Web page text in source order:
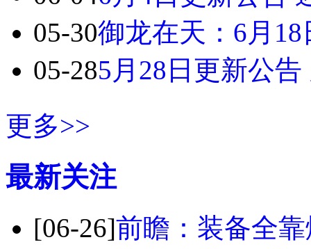
05-30御龙在天：6月18
05-285月28日更新公
更多>>
最新关注
[06-26]前瞻：装备全